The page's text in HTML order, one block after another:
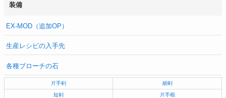
装備
EX-MOD（追加OP）
生産レシピの入手先
各種ブローチの石
片手剣 細剣
短剣 片手棍